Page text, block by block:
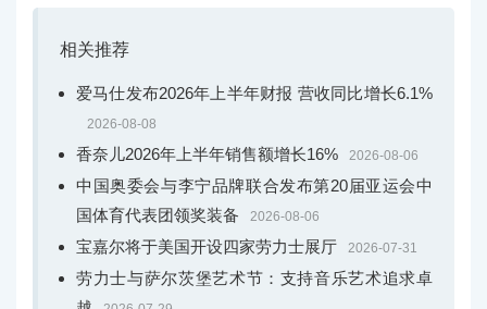
相关推荐
爱马仕发布2026年上半年财报 营收同比增长6.1%
2026-08-08
香奈儿2026年上半年销售额增长16% 2026-08-06
中国奥委会与李宁品牌联合发布第20届亚运会中
国体育代表团领奖装备
2026-08-06
宝嘉尔将于美国开设四家劳力士展厅 2026-07-31
劳力士与萨尔茨堡艺术节：支持音乐艺术追求卓